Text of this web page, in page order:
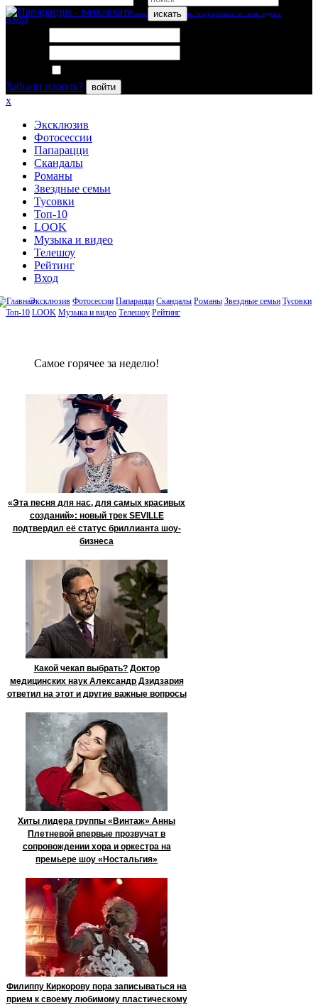
искать
вход
Забыли пароль?
войти
x
Эксклюзив
Фотосессии
Папарацци
Скандалы
Романы
Звездные семьи
Тусовки
Топ-10
LOOK
Музыка и видео
Телешоу
Рейтинг
Вход
Эксклюзив Фотосессии Папарацци Скандалы Романы Звездные семьи Тусовки
Топ-10 LOOK Музыка и видео Телешоу Рейтинг
Сaмое гoрячее за неделю!
«Эта песня для нас, для самых красивых
созданий»: новый трек SEVILLE
подтвердил её статус бриллианта шоу-
бизнеса
Какой чекап выбрать? Доктор
медицинских наук Александр Дзидзария
ответил на этот и другие важные вопросы
Хиты лидера группы «Винтаж» Анны
Плетневой впервые прозвучат в
сопровождении хора и оркестра на
премьере шоу «Ностальгия»
Филиппу Киркорову пора записываться на
прием к своему любимому пластическому